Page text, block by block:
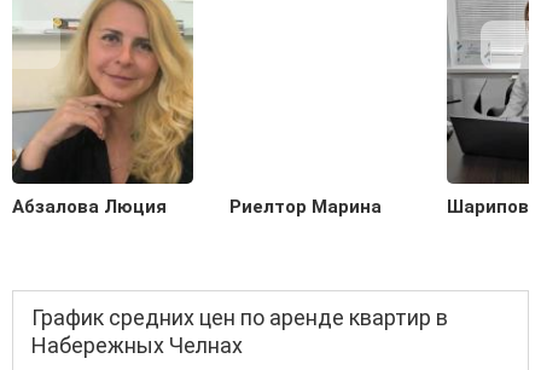
Абзалова Люция Риелтор Марина
График средних цен по аренде квартир в
Набережных Челнах